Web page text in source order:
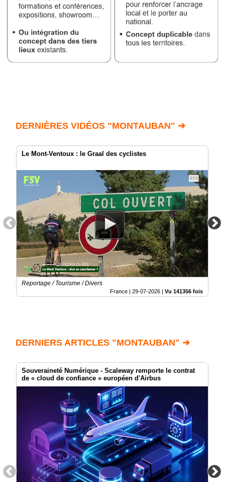
DERNIÈRES VIDÉOS "MONTAUBAN" ➔
Le Mont-Ventoux : le Graal des cyclistes
Reportage / Tourisme / Divers
France | 29-07-2026 | Vu 141356 fois
DERNIERS ARTICLES "MONTAUBAN" ➔
Souveraineté Numérique - Scaleway remporte le contrat
de « cloud de confiance » européen d'Airbus